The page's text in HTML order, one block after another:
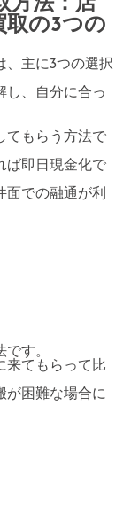
方法：店
取の3つの
、主に3つの選択
し、自分に合っ
てもらう方法で
ば即日現金化で
面での融通が利
す。
来てもらって比
が困難な場合に